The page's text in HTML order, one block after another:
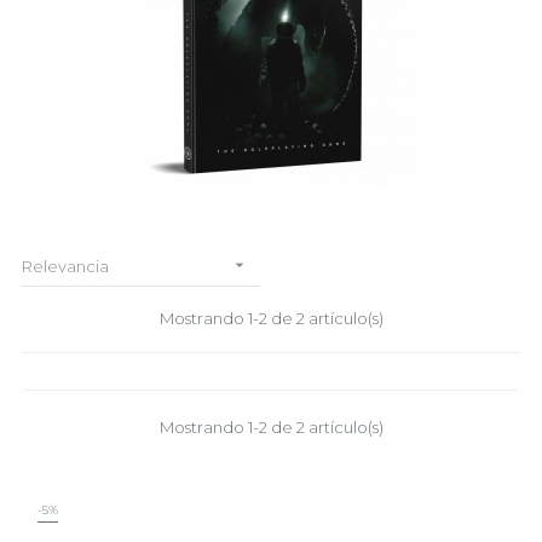
Relevancia 
Mostrando 1-2 de 2 artículo(s)
Mostrando 1-2 de 2 artículo(s)
-5%